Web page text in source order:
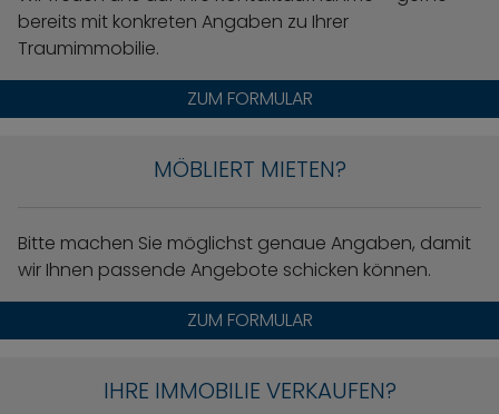
bereits mit konkreten Angaben zu Ihrer
Traumimmobilie.
ZUM FORMULAR
MÖBLIERT MIETEN?
Bitte machen Sie möglichst genaue Angaben, damit
wir Ihnen passende Angebote schicken können.
ZUM FORMULAR
IHRE IMMOBILIE VERKAUFEN?